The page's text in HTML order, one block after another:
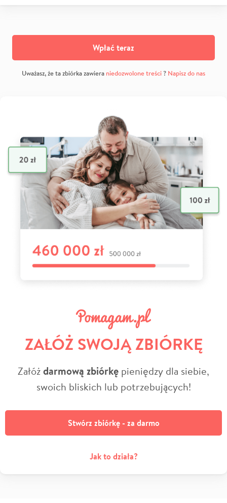
Wpłać teraz
Uważasz, że ta zbiórka zawiera niedozwolone treści? Napisz do nas
ZAŁÓŻ SWOJĄ ZBIÓRKĘ
Załóżdarmową zbiórkę pieniędzy dla siebie,
swoich bliskich lub potrzebujących!
Stwórz zbiórkę - za darmo
Jak to działa?